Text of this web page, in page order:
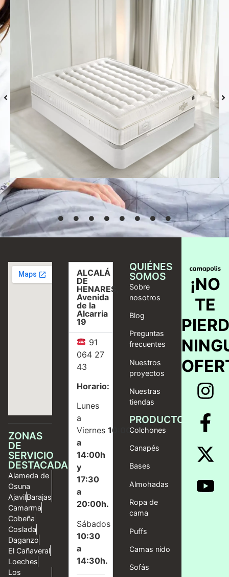
Colchón S-Grafeno Hannes
Desde 769,00 €
Seleccionar
opciones
ZONAS
DE
SERVICIO
DESTACADAS
Alameda de
Osuna
AjavilBarajas
Camarma
Cobeña
Coslada
Daganzo
El Cañaveral
Loeches
Los
ALCALÁ
DE
HENARES,
Avenida
de la
Alcarria
19
91
064 27
43
Horario:
Lunes
a
Viernes10:00
a
14:00h
y
17:30
a
20:00h.
Sábados
10:30
a
14:30h.
QUIÉNES
SOMOS
Sobre
nosotros
Blog
Preguntas
frecuentes
Nuestros
proyectos
Nuestras
tiendas
PRODUCTOS
Colchones
Canapés
Bases
Almohadas
Ropa de
cama
Puffs
Camas nido
Sofás
¡NO
TE